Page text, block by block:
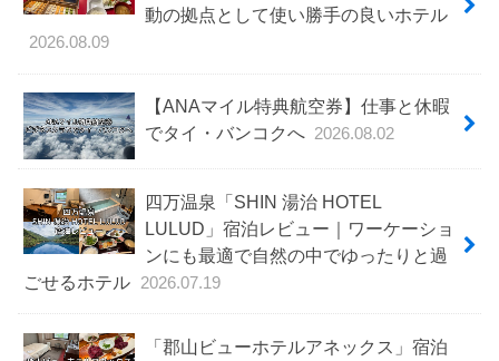
動の拠点として使い勝手の良いホテル
2026.08.09
【ANAマイル特典航空券】仕事と休暇
でタイ・バンコクへ 2026.08.02
四万温泉「SHIN 湯治 HOTEL
LULUD」宿泊レビュー｜ワーケーショ
ンにも最適で自然の中でゆったりと過
ごせるホテル
2026.07.19
「郡山ビューホテルアネックス」宿泊